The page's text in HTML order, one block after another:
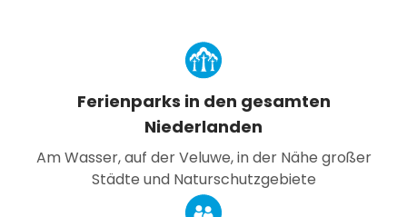
Ferienparks in den gesamten
Niederlanden
Am Wasser, auf der Veluwe, in der Nähe großer
Städte und Naturschutzgebiete